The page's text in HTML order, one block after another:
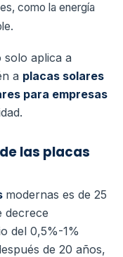
como la energía
solo aplica a
a placas solares
para empresas
las placas
modernas es de 25
decrece
del 0,5%-1%
de 20 años,